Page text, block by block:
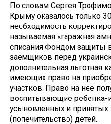
По словам Сергея
Крыму оказалось только
необходимость
называемая «гаражная
списания Фондом защиты
заёмщиков перед
дополнительная льготная
имеющих право на
участков. Право на неё
воспитывающие ребенка-
усыновленных и принятых
(попечительство) детей.